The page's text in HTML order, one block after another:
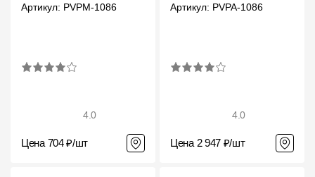
Артикул: PVPM-1086
4.0
Цена 704 ₽/шт
Артикул: PVPA-1086
4.0
Цена 2 947 ₽/шт